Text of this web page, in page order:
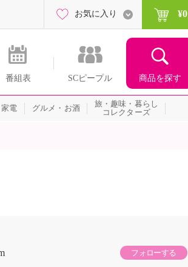
番組表 SCピープル 商品を探す
お気に入り ¥0
家電 グルメ・お酒
旅・趣味・暮らし
コレクターズ
フォローする